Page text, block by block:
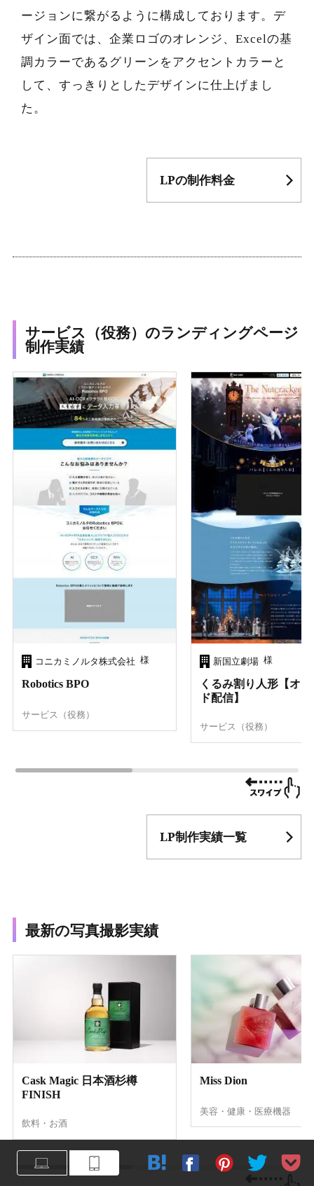
ージョンに繋がるように構成しております。デ
ザイン面では、企業ロゴのオレンジ、Excelの基
調カラーであるグリーンをアクセントカラーと
して、すっきりとしたデザインに仕上げまし
た。
LPの制作料金
サービス（役務）のランディングページ
制作実績
コニカミノルタ株式会社 様
Robotics BPO
サービス（役務）
新国立劇場 様
くるみ割り人形【オ
ド配信】
サービス（役務）
LP制作実績一覧
最新の写真撮影実績
Cask Magic 日本酒杉樽
FINISH
飲料・お酒
Miss Dion
美容・健康・医療機器